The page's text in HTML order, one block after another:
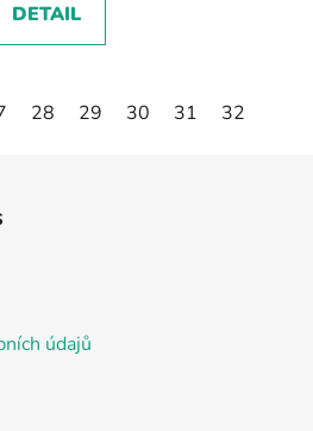
DETAIL
28 29 30 31 32
údajů